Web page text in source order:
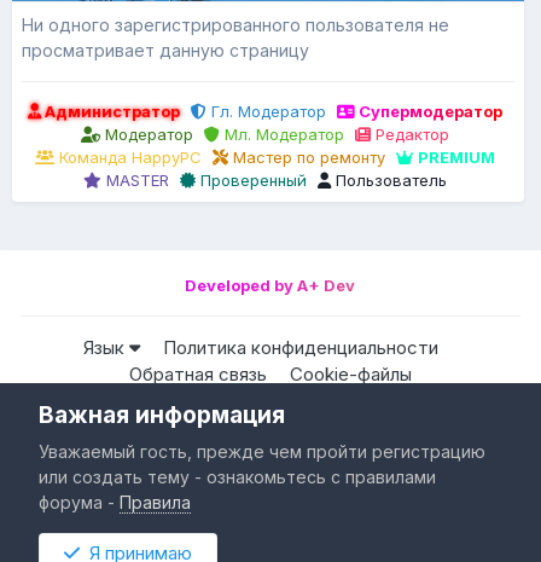
Ни одного зарегистрированного пользователя не
просматривает данную страницу
Администратор Гл. Модератор
Супермодератор
Модератор
Мл. Модератор
Редактор
Команда HappyPC
Мастер по ремонту
PREMIUM
MASTER
Проверенный Пользователь
Developed by A+ Dev
Язык
Политика конфиденциальности
Обратная связь
Cookie-файлы
Powered by Invision Community
Важная информация
Уважаемый гость, прежде чем пройти регистрацию
или создать тему - ознакомьтесь с правилами
форума -Правила
Я принимаю